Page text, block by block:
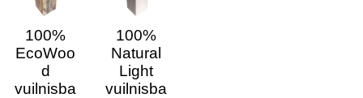
100%
EcoWoo
d
vuilnisba
100%
Natural
Light
vuilnisba